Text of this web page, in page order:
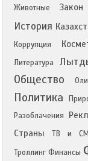
Животные
Закон
История
Коррупция
Литература
Общество
Политика
Разоблачения
Страны
ТВ и
Троллинг Финансы